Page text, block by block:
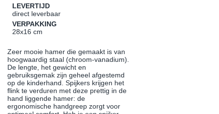
LEVERTIJD
direct leverbaar
VERPAKKING
28x16 cm
Zeer mooie hamer die gemaakt is van
hoogwaardig staal (chroom-vanadium).
De lengte, het gewicht en
gebruiksgemak zijn geheel afgestemd
op de kinderhand. Spijkers krijgen het
flink te verduren met deze prettig in de
hand liggende hamer: de
ergonomische handgreep zorgt voor